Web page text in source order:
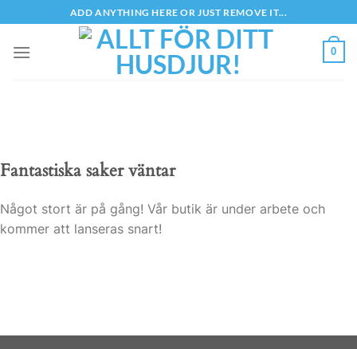
to
content
ADD ANYTHING HERE OR JUST REMOVE IT...
0
Fantastiska saker väntar
Något stort är på gång! Vår butik är under arbete och
kommer att lanseras snart!